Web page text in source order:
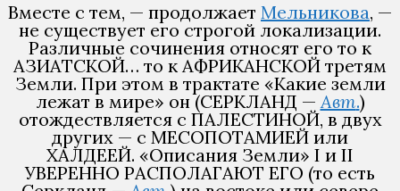
Вместе с тем, — продолжает Мельникова, —
не существует его строгой локализации.
Различные сочинения относят его то к
АЗИАТСКОЙ… то к АФРИКАНСКОЙ третям
Земли. При этом в трактате «Какие земли
лежат в мире» он (СЕРКЛАНД —Авт.)
отождествляется с ПАЛЕСТИНОЙ, в двух
других — с МЕСОПОТАМИЕЙ или
ХАЛДЕЕЙ. «Описания Земли» I и II
УВЕРЕННО РАСПОЛАГАЮТ ЕГО (то есть